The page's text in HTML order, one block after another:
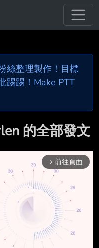
絲整理製作！目標
踢踢！Make PTT
的全部發文
arrow_forward_ios 前往頁面